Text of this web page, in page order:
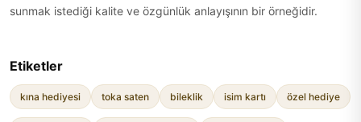
sunmak istediği kalite ve özgünlük anlayışının bir örneğidir.
Etiketler
kına hediyesi toka saten bileklik isim kartı özel hediye